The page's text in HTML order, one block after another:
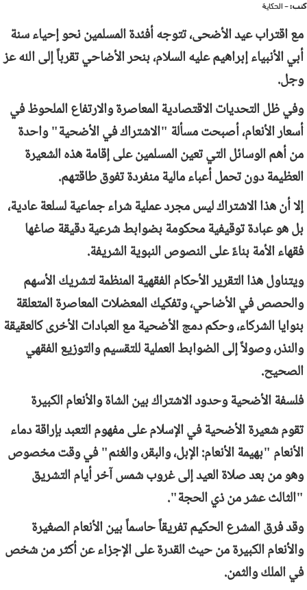
كتب:- الحكاية
مع اقتراب عيد الأضحى، تتوجه أفئدة المسلمين نحو إحياء سنة
أبي الأنبياء إبراهيم عليه السلام، بنحر الأضاحي تقرباً إلى الله عز
وجل.
وفي ظل التحديات الاقتصادية المعاصرة والارتفاع الملحوظ في
أسعار الأنعام، أصبحت مسألة "الاشتراك في الأضحية" واحدة
من أهم الوسائل التي تعين المسلمين على إقامة هذه الشعيرة
العظيمة دون تحمل أعباء مالية منفردة تفوق طاقتهم.
إلا أن هذا الاشتراك ليس مجرد عملية شراء جماعية لسلعة عادية،
بل هو عبادة توقيفية محكومة بضوابط شرعية دقيقة صاغها
فقهاء الأمة بناءً على النصوص النبوية الشريفة.
ويتناول هذا التقرير الأحكام الفقهية المنظمة لتشريك الأسهم
والحصص في الأضاحي، وتفكيك المعضلات المعاصرة المتعلقة
بنوايا الشركاء، وحكم دمج الأضحية مع العبادات الأخرى كالعقيقة
والنذر، وصولاً إلى الضوابط العملية للتقسيم والتوزيع الفقهي
الصحيح.
فلسفة الأضحية وحدود الاشتراك بين الشاة والأنعام الكبيرة
تقوم شعيرة الأضحية في الإسلام على مفهوم التعبد بإراقة دماء
الأنعام "بهيمة الأنعام: الإبل، والبقر، والغنم" في وقت مخصوص
وهو من بعد صلاة العيد إلى غروب شمس آخر أيام التشريق
"الثالث عشر من ذي الحجة".
وقد فرق المشرع الحكيم تفريقاً حاسماً بين الأنعام الصغيرة
والأنعام الكبيرة من حيث القدرة على الإجزاء عن أكثر من شخص
في الملك والثمن.